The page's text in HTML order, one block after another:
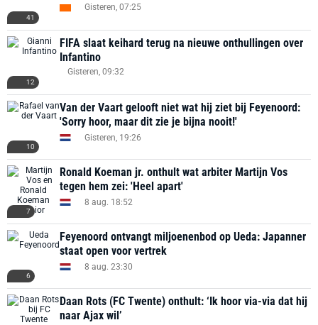
41
Gisteren, 07:25
12
FIFA slaat keihard terug na nieuwe onthullingen over
Infantino
Gisteren, 09:32
10
Van der Vaart gelooft niet wat hij ziet bij Feyenoord:
'Sorry hoor, maar dit zie je bijna nooit!'
Gisteren, 19:26
7
Ronald Koeman jr. onthult wat arbiter Martijn Vos
tegen hem zei: 'Heel apart'
8 aug. 18:52
6
Feyenoord ontvangt miljoenenbod op Ueda: Japanner
staat open voor vertrek
8 aug. 23:30
Daan Rots (FC Twente) onthult: ‘Ik hoor via-via dat hij
naar Ajax wil’